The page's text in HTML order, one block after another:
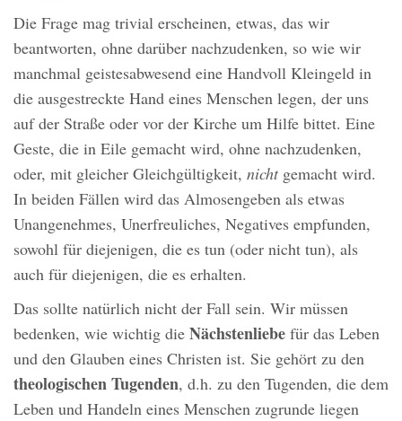
Die Frage mag trivial erscheinen, etwas, das wir
beantworten, ohne darüber nachzudenken, so wie wir
manchmal geistesabwesend eine Handvoll Kleingeld in
die ausgestreckte Hand eines Menschen legen, der uns
auf der Straße oder vor der Kirche um Hilfe bittet. Eine
Geste, die in Eile gemacht wird, ohne nachzudenken,
oder, mit gleicher Gleichgültigkeit, nichtgemacht wird.
In beiden Fällen wird das Almosengeben als etwas
Unangenehmes, Unerfreuliches, Negatives empfunden,
sowohl für diejenigen, die es tun (oder nicht tun), als
auch für diejenigen, die es erhalten.
Das sollte natürlich nicht der Fall sein. Wir müssen
bedenken, wie wichtig die Nächstenliebe für das Leben
und den Glauben eines Christen ist. Sie gehört zu den
theologischen Tugenden, d.h. zu den Tugenden, die dem
Leben und Handeln eines Menschen zugrunde liegen